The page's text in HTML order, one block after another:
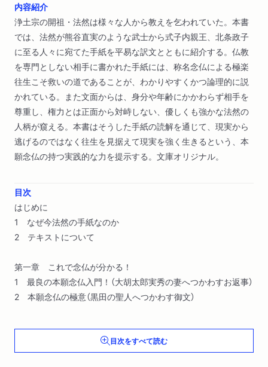
内容紹介
浄土宗の開祖・法然は様々な人から教えを乞われていた。本書
では、法然が熊谷直実のような武士から式子内親王、北条政子
に至る人々に宛てた手紙を平易な訳文とともに紹介する。仏教
を専門としない相手に書かれた手紙には、称名念仏による極楽
往生こそ救いの道であることが、わかりやすくかつ論理的に説
かれている。また文面からは、身分や年齢にかかわらず相手を
尊重し、権力とは正面から対峙しない、優しくも強かな法然の
人柄が窺える。本書はそうした手紙の読解を通じて、現実から
逃げるのではなく往生を見据えて現実を強く生きるという、本
願念仏の持つ実践的な力を提示する。文庫オリジナル。
目次
はじめに
1 なぜ今法然の手紙なのか
2 テキストについて
第一章 これで念仏が分かる！
1 最良の本願念仏入門！（大胡太郎実秀の妻へつかわすお返事）
2 本願念仏の極意（黒田の聖人へつかわす御文）
第二章 「根本の弟子」は武士
1 熊谷次郎直実につかわすお返事
2 津戸三郎為守へつかわすお返事
目次をすべて読む